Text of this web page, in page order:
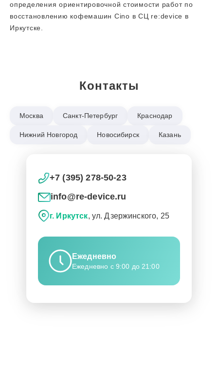
определения ориентировочной стоимости работ по
восстановлению кофемашин Cino в СЦ re:device в
Иркутске.
Контакты
Москва Санкт-Петербург Краснодар
Нижний Новгород Новосибирск Казань
+7 (395) 278-50-23
info@re-device.ru
г. Иркутск, ул. Дзержинского, 25
Ежедневно
Ежедневно с 9:00 до 21:00